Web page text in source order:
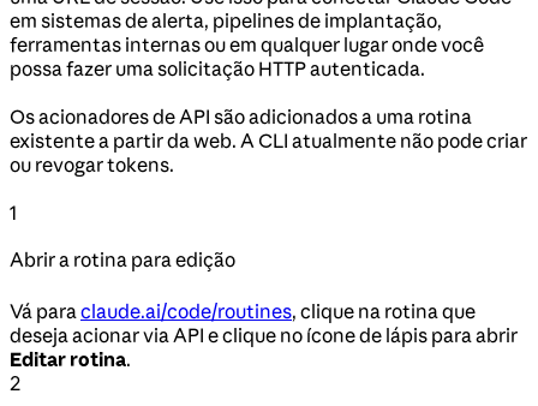
em sistemas de alerta, pipelines de implantação,
ferramentas internas ou em qualquer lugar onde você
possa fazer uma solicitação HTTP autenticada.
Os acionadores de API são adicionados a uma rotina
existente a partir da web. A CLI atualmente não pode criar
ou revogar tokens.
1
Abrir a rotina para edição
Vá paraclaude.ai/code/routines, clique na rotina que
deseja acionar via API e clique no ícone de lápis para abrir
Editar rotina.
2